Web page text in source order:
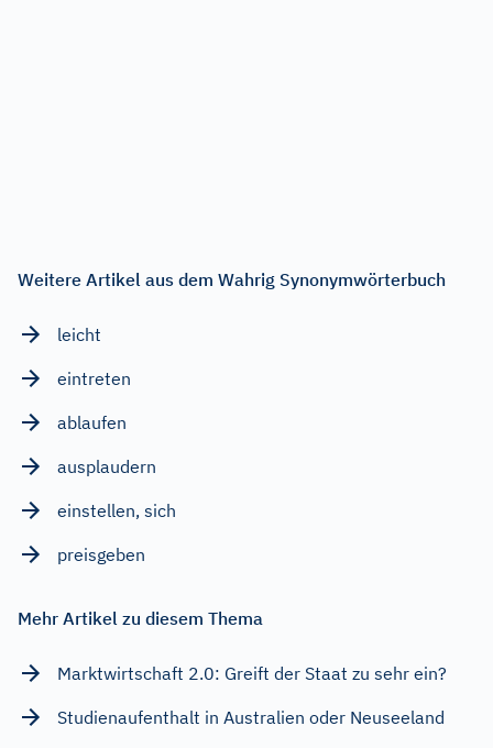
Weitere Artikel aus dem Wahrig Synonymwörterbuch
leicht
eintreten
ablaufen
ausplaudern
einstellen, sich
preisgeben
Mehr Artikel zu diesem Thema
Marktwirtschaft 2.0: Greift der Staat zu sehr ein?
Studienaufenthalt in Australien oder Neuseeland